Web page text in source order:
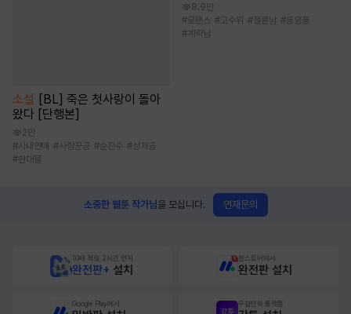
소설 [BL] 죽은 첫사랑이 돌아
왔다 [단행본]
2만
#사내연애 #사랑꾼공 #순진수 #상처공
#현대물
8.9만
#로맨스 #고수위 #절륜남 #동양풍
#계략남
소중한 웹툰 작가님을 모십니다. 연재문의
10배 적립, 2시간 먼저
완전판+ 설치
원스토어에서
완전판 설치
Google Play에서 무협만화 플랫폼